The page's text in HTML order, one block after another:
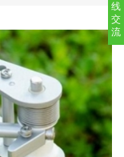
线
交
流